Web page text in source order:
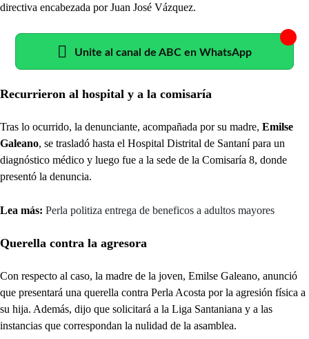
directiva encabezada por Juan José Vázquez.
Unite al canal de ABC en WhatsApp
Recurrieron al hospital y a la comisaría
Tras lo ocurrido, la denunciante, acompañada por su madre, Emilse
Galeano, se trasladó hasta el Hospital Distrital de Santaní para un
diagnóstico médico y luego fue a la sede de la Comisaría 8, donde
presentó la denuncia.
Lea más: Perla politiza entrega de beneficos a adultos mayores
Querella contra la agresora
Con respecto al caso, la madre de la joven, Emilse Galeano, anunció
que presentará una querella contra Perla Acosta por la agresión física a
su hija. Además, dijo que solicitará a la Liga Santaniana y a las
instancias que correspondan la nulidad de la asamblea.